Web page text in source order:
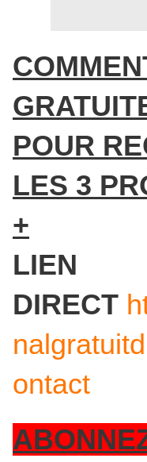
POUR
LES 3
+
LIEN
DIRECT
ontact